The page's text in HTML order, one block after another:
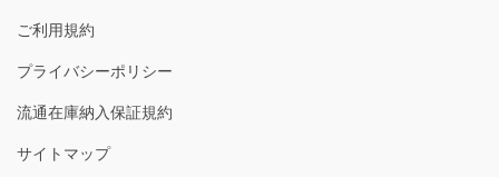
ご利用規約
プライバシーポリシー
流通在庫納入保証規約
サイトマップ